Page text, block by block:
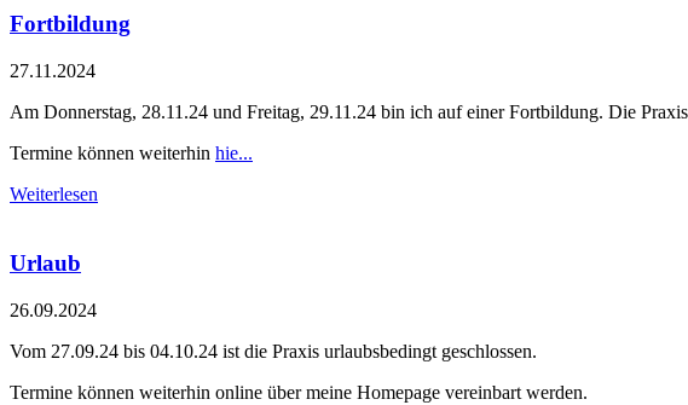
Fortbildung
27.11.2024
Am Donnerstag, 28.11.24 und Freitag, 29.11.24 bin ich auf einer Fortbildung. Die Praxis
Termine können weiterhin hie...
Weiterlesen
Urlaub
26.09.2024
Vom 27.09.24 bis 04.10.24 ist die Praxis urlaubsbedingt geschlossen.
Termine können weiterhin online über meine Homepage vereinbart werden.